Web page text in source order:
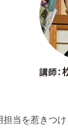
担当を惹きつ